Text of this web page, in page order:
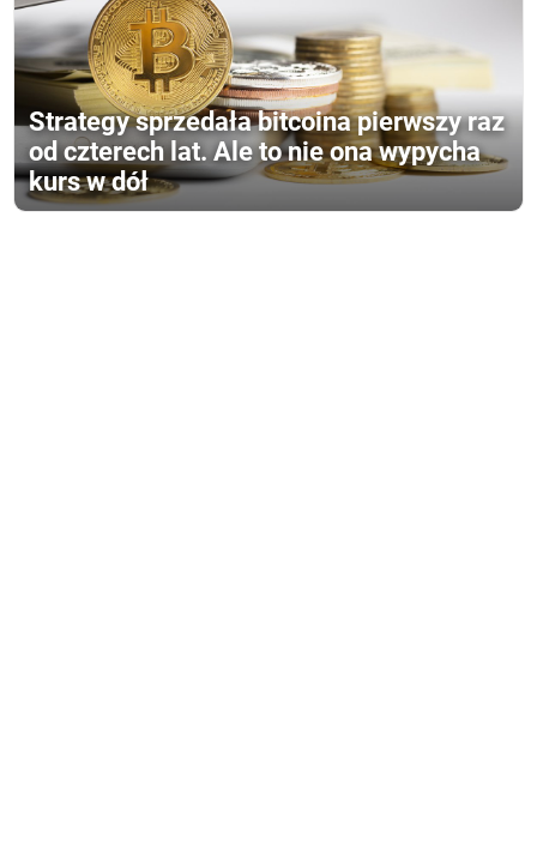
Strategy sprzedała bitcoina pierwszy raz
od czterech lat. Ale to nie ona wypycha
kurs w dół